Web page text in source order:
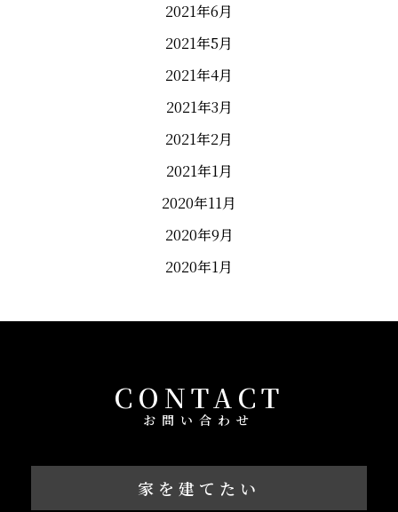
2021年6月
2021年5月
2021年4月
2021年3月
2021年2月
2021年1月
2020年11月
2020年9月
2020年1月
CONTACT
お問い合わせ
家を建てたい